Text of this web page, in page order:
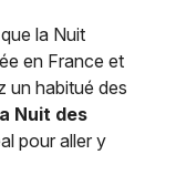
la Nuit
en France et
un habitué des
Nuit des
pour aller y